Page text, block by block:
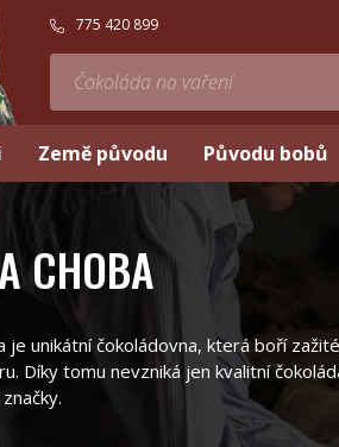
775 420 899
Země původu Původu bobů
CHOBA
je unikátní čokoládovna, která boří
Díky tomu nevzniká jen kvalitní